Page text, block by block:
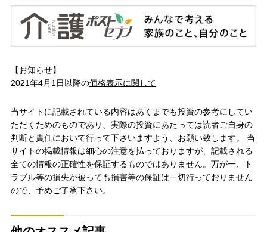
【お知らせ】
2021年4月1日以降の価格表示に関して
当サイトに記載されている内容はあくまでも投資の参考にしてい
ただくためのものであり、実際の投資にあたっては読者ご自身の
判断と責任において行って下さいますよう、お願い致します。 当
サイトの掲載情報は細心の注意を払っておりますが、記載される
全ての情報の正確性を保証するものではありません。万が一、ト
ラブル等の損失が被っても損害等の保証は一切行っておりません
ので、予めご了承下さい。